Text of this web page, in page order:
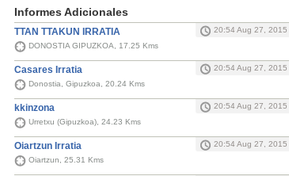
Informes Adicionales
TTAN TTAKUN IRRATIA
20:54 Aug 27, 2015
DONOSTIA GIPUZKOA, 17.25 Kms
Casares Irratia
20:54 Aug 27, 2015
Donostia, Gipuzkoa, 20.24 Kms
kkinzona
20:54 Aug 27, 2015
Urretxu (Gipuzkoa), 24.23 Kms
Oiartzun Irratia
20:54 Aug 27, 2015
Oiartzun, 25.31 Kms